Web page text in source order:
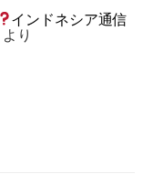
インドネシア通信
より